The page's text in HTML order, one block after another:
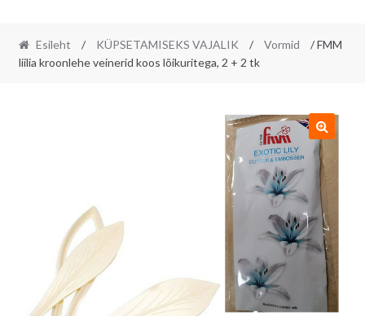
Esileht / KÜPSETAMISEKS VAJALIK / Vormid
/ FMM
liilia kroonlehe veinerid koos lõikuritega, 2 + 2 tk